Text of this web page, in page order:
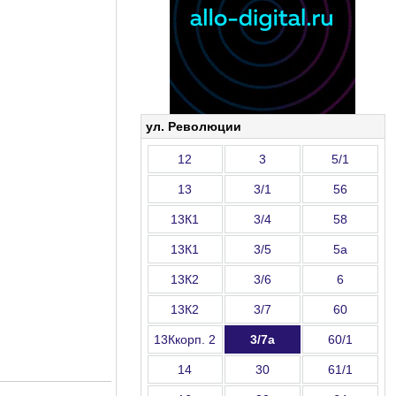
ул. Революции
12 3 5/1
13 3/1 56
13К1 3/4 58
13К1 3/5 5а
13К2 3/6 6
13К2 3/7 60
13Ккорп. 2 3/7а 60/1
14 30 61/1